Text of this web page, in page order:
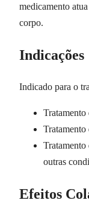
medicamento
corpo.
Indicações
Indicado para o
Tratamento
outras
Efeitos